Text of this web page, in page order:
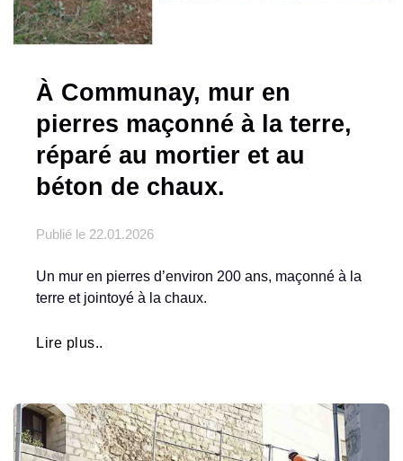
À Communay, mur en
pierres maçonné à la terre,
réparé au mortier et au
béton de chaux.
Publié le 22.01.2026
Un mur en pierres d’environ 200 ans, maçonné à la
terre et jointoyé à la chaux.
Lire plus..